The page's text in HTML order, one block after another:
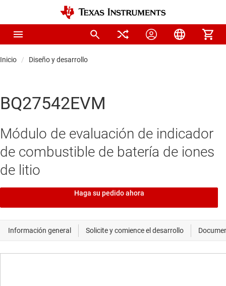
Inicio Diseño y desarrollo
BQ27542EVM
Módulo de evaluación de indicador
de combustible de batería de iones
de litio
Haga su pedido ahora